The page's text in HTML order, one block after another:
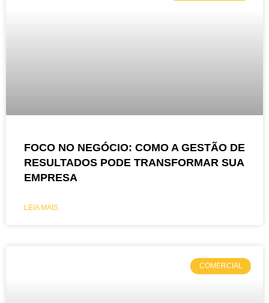
FOCO NO NEGÓCIO: COMO A GESTÃO DE
RESULTADOS PODE TRANSFORMAR SUA
EMPRESA
LEIA MAIS
COMERCIAL